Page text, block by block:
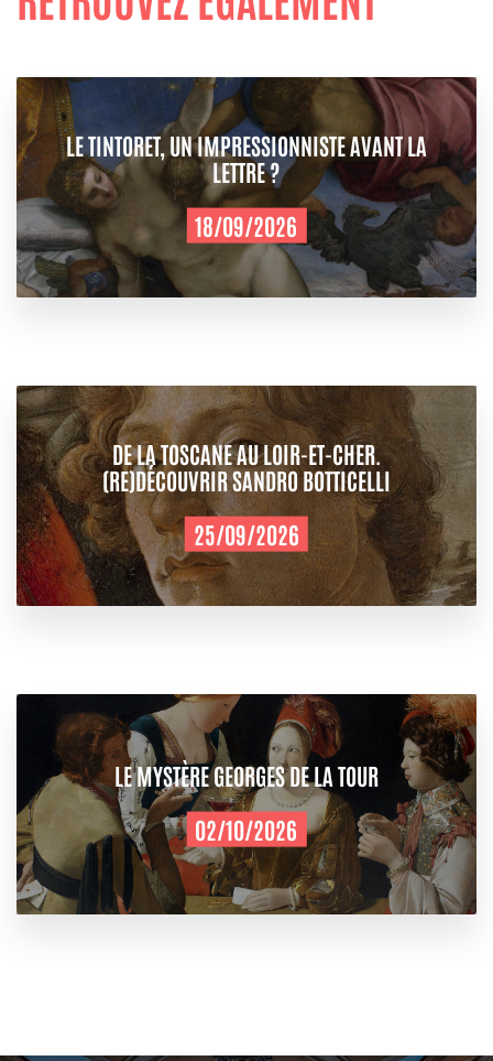
LE TINTORET, UN IMPRESSIONNISTE AVANT LA
LETTRE ?
18/09/2026
DE LA TOSCANE AU LOIR-ET-CHER.
(RE)DÉCOUVRIR SANDRO BOTTICELLI
25/09/2026
LE MYSTÈRE GEORGES DE LA TOUR
02/10/2026